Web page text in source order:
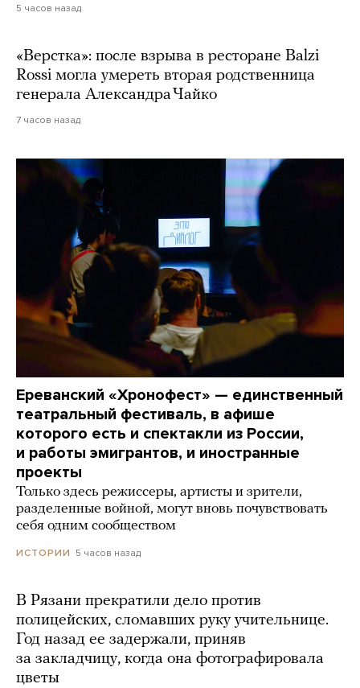
5 часов назад
«Верстка»: после взрыва в ресторане Balzi
Rossi могла умереть вторая родственница
генерала Александра Чайко
7 часов назад
Ереванский «Хронофест» — единственный
театральный фестиваль, в афише
которого есть и спектакли из России,
и работы эмигрантов, и иностранные
проекты
Только здесь режиссеры, артисты и зрители,
разделенные войной, могут вновь почувствовать
себя одним сообществом
ИСТОРИИ 5 часов назад
В Рязани прекратили дело против
полицейских, сломавших руку учительнице.
Год назад ее задержали, приняв
за закладчицу, когда она фотографировала
цветы